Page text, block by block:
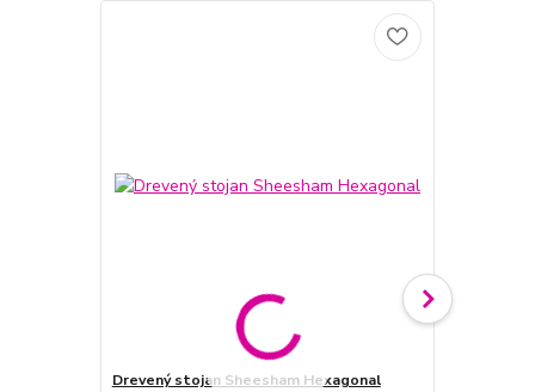
Drevený stojan Sheesham Hexagonal